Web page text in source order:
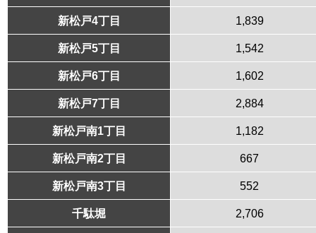
新松戸4丁目 1,839
新松戸5丁目 1,542
新松戸6丁目 1,602
新松戸7丁目 2,884
新松戸南1丁目 1,182
新松戸南2丁目 667
新松戸南3丁目 552
千駄堀 2,706